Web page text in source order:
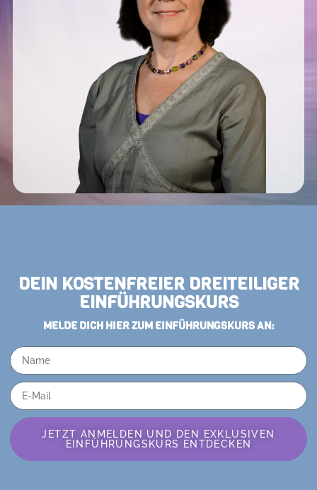
DEIN KOSTENFREIER DREITEILIGER
EINFÜHRUNGSKURS
MELDE DICH HIER ZUM EINFÜHRUNGSKURS AN:
JETZT ANMELDEN UND DEN EXKLUSIVEN
EINFÜHRUNGSKURS ENTDECKEN